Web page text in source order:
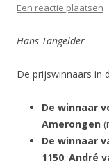
Een reactie plaatsen
Hans Tangelder
De prijswinnaars in
De winnaar
Amerongen
De winnaar
1150: André